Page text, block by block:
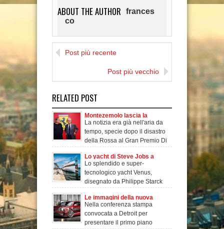
ABOUT THE AUTHOR
frances
co
I am new Blogger. My
favourite is IT about Design.
making friend over the
world
Post più recente
Post più vecchio
RELATED POST
Montezemolo lascia la
Ferrari! Marchionne nuovo
Presidente!
La notizia era già nell'aria da
tempo, specie dopo il disastro
della Rossa al Gran Premio Di
Lo yacht di Steve Jobs a
Brindisi. L'imbarcazione
super-tecnologica da 100
milioni!
Lo splendido e super-
tecnologico yacht Venus,
disegnato da Philippe Starck
Le immagini della nuova
Lancia Delta
Nella conferenza stampa
convocata a Detroit per
presentare il primo piano